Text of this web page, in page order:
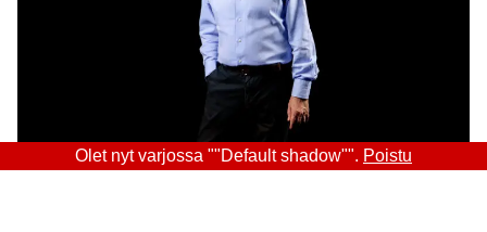
Olet nyt varjossa ""Default shadow"". Poistu